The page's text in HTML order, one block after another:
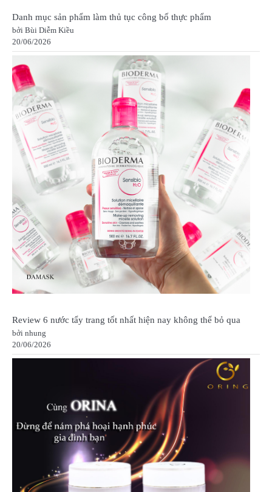
Danh mục sản phẩm làm thủ tục công bố thực phẩm
bởi Bùi Diễm Kiều
20/06/2026
Review 6 nước tẩy trang tốt nhất hiện nay không thể bỏ qua
bởi nhung
20/06/2026